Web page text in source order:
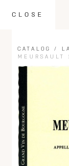
CLOSE
CATALOG /
MEURSAULT